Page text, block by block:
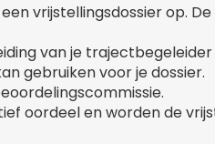
vrijstellingsdossier op.
van je
gebruiken voor je dossier.
oordeel en worden de